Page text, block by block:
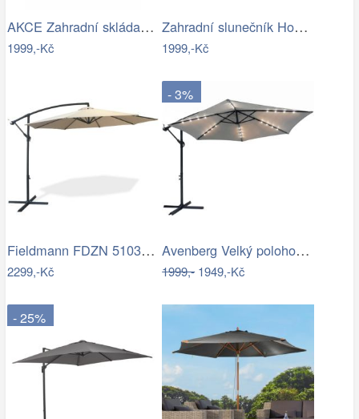
AKCE Zahradní skládací slunečník LEVI…
1999,-Kč
Zahradní slunečník Houseland Vortexa…
1999,-Kč
Fieldmann FDZN 5103 boční slunečník,…
2299,-Kč
- 3%
Avenberg Velký polohovatelný slunečník…
1999,-1949,-Kč
- 25%